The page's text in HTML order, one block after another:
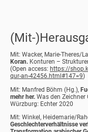
(Mit-
Mit: Wacker, Marie-Theres/
Koran. Konturen –
(Open access: https://
qur-an-42456.html#147=9)
Mit: Manfred Böhm (Hg.),
mehr her. Was den
Würzburg: Echter 2020
Mit: Winkel, Heidemarie/
Geschlechterverhältnisse